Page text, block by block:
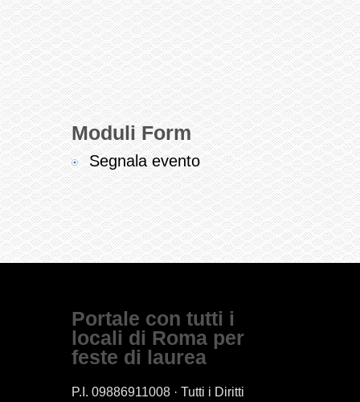
Moduli Form
Segnala evento
Portale con tutti i
locali di Roma per
feste di laurea
P.I. 09886911008 · Tutti i Diritti